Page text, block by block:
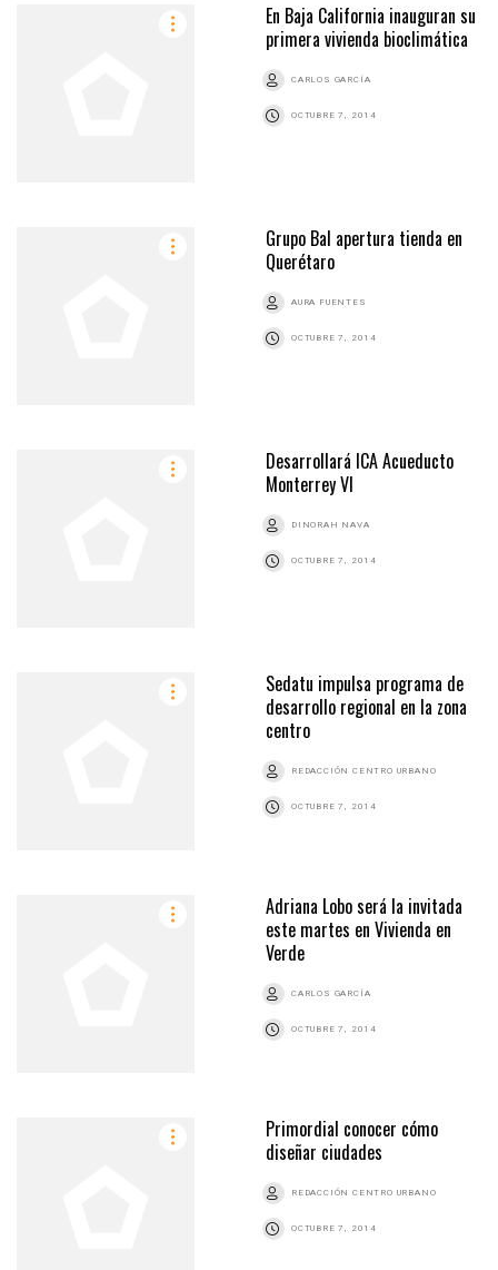
En Baja California inauguran su
primera vivienda bioclimática
CARLOS GARCÍA
OCTUBRE 7, 2014
Grupo Bal apertura tienda en
Querétaro
AURA FUENTES
OCTUBRE 7, 2014
Desarrollará ICA Acueducto
Monterrey VI
DINORAH NAVA
OCTUBRE 7, 2014
Sedatu impulsa programa de
desarrollo regional en la zona
centro
REDACCIÓN CENTRO URBANO
OCTUBRE 7, 2014
Adriana Lobo será la invitada
este martes en Vivienda en
Verde
CARLOS GARCÍA
OCTUBRE 7, 2014
Primordial conocer cómo
diseñar ciudades
REDACCIÓN CENTRO URBANO
OCTUBRE 7, 2014